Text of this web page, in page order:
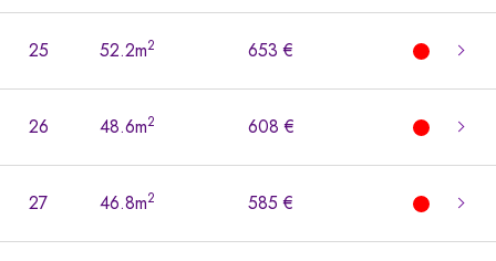
25 52.2m2 653 €
26 48.6m2 608 €
27 46.8m2 585 €